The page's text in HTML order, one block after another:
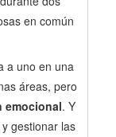
en común
a uno en una
áreas, pero
emocional. Y
gestionar las